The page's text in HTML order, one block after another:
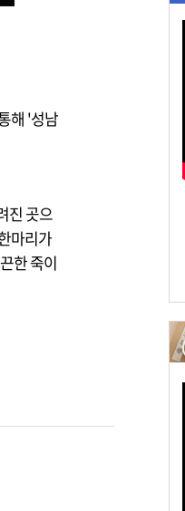
해 '성남
진 곳으
마리가
한 죽이